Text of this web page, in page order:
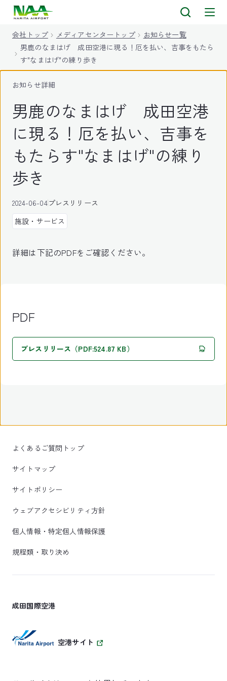
会社トップ メディアセンタートップ
お知らせ一覧
男鹿のなまはげ 成田空港に現る！厄を払い、吉事をもたら
す"なまはげ"の練り歩き
お知らせ詳細
男鹿のなまはげ 成田空港
に現る！厄を払い、吉事を
もたらす"なまはげ"の練り
歩き
2024-06-04プレスリリース
施設・サービス
詳細は下記のPDFをご確認ください。
PDF
プレスリリース（PDF:524.87 KB）
よくあるご質問トップ
サイトマップ
サイトポリシー
ウェブアクセシビリティ方針
個人情報・特定個人情報保護
規程類・取り決め
成田国際空港
空港サイト